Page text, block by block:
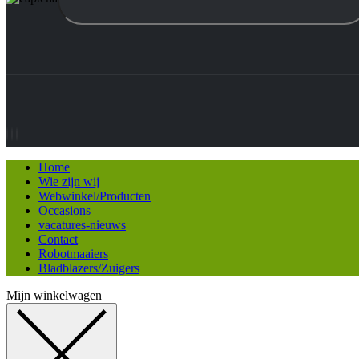
Home
Wie zijn wij
Webwinkel/Producten
Occasions
vacatures-nieuws
Contact
Robotmaaiers
Bladblazers/Zuigers
Mijn winkelwagen